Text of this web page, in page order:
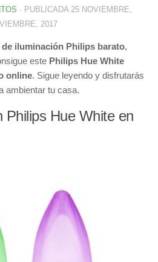
· PUBLICADA 25 NOVIEMBRE,
2017
iluminación Philips barato,
este Philips Hue White
online. Sigue leyendo y disfrutarás
ambientar tu casa.
Philips Hue White en